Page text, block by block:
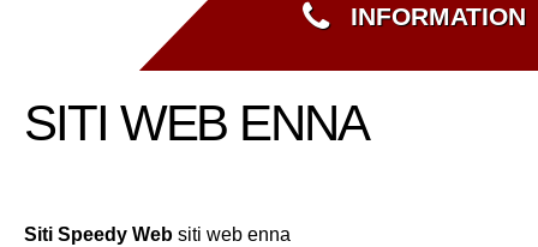
INFORMATION
SITI WEB ENNA
Siti Speedy Web siti web enna